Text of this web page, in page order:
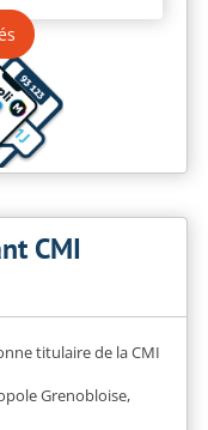
CMI
titulaire de la CMI
Grenobloise,